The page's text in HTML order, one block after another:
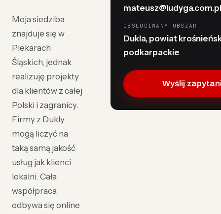
Moja siedziba
znajduje się w
Piekarach
Śląskich, jednak
realizuję projekty
dla klientów z całej
Polski i zagranicy.
Firmy z Dukly
mogą liczyć na
taką samą jakość
usług jak klienci
lokalni. Cała
współpraca
odbywa się online
mateusz@ludyga.com.pl
OBSŁUGIWANY OBSZAR
Dukla, powiat
podkarpackie
Wyślij